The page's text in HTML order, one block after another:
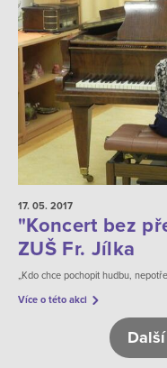
17. 05. 2017
"Koncert bez
ZUŠ Fr. Jílka
„Kdo chce pochopit hudbu,
Více o této akci